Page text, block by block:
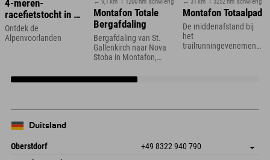
4-meren-
racefietstocht in de
Zugspitze-regio
Ontdek de
Alpenvoorlanden
Montafon Totale
Bergafdaling
Bergafdaling van St.
Gallenkirch naar Nova
Stoba in Montafon,
Montafon Totaalpad
De middenafstand bij
het
trailrunningevenement
Duitsland
Oberstdorf +49 8322 940 790